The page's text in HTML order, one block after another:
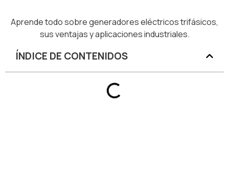
Aprende todo sobre generadores eléctricos trifásicos,
sus ventajas y aplicaciones industriales.
ÍNDICE DE CONTENIDOS